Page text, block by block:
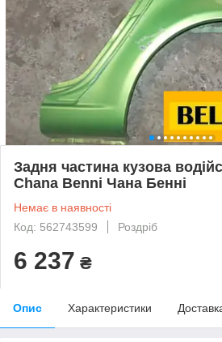
Задня частина кузова
Chana Benni Чана Бенні
Немає в наявності
Код: 562743599
Роздріб
6 237 ₴
Опис Характеристики